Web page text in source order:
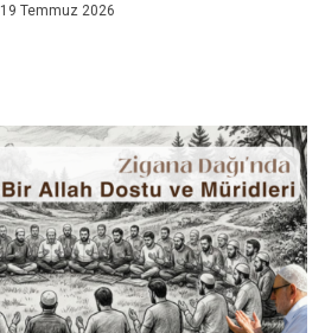
19 Temmuz 2026